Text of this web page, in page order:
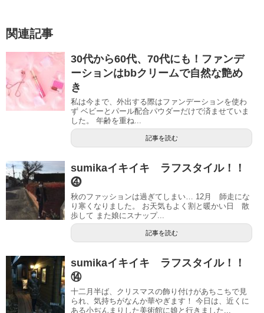
関連記事
30代から60代、70代にも！ファンデ
ーションはbbクリームで自然な艶め
き
私は今まで、外出する際はファンデーションを使わ
ず ベビーとパール配合パウダーだけで済ませていま
した。 年齢を重ね...
記事を読む
sumikaイキイキ ラフスタイル！！
⓸
秋のファッションは過ぎてしまい… 12月 師走にな
り寒くなりました。 お天気もよく割と暖かい日 散
歩して また娘にスナップ...
記事を読む
sumikaイキイキ ラフスタイル！！
⑭
十二月半ば、クリスマスの飾り付けがあちこちで見
られ、気持ちがなんか華やぎます！ 今日は、近くに
ある小ぢんまりした美術館に娘と行きました...